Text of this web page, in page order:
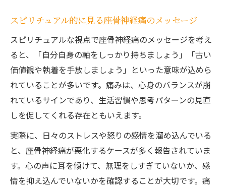
スピリチュアル的に見る座骨神経痛のメッセージ
スピリチュアルな視点で座骨神経痛のメッセージを考え
ると、「自分自身の軸をしっかり持ちましょう」「古い
価値観や執着を手放しましょう」といった意味が込めら
れていることが多いです。痛みは、心身のバランスが崩
れているサインであり、生活習慣や思考パターンの見直
しを促してくれる存在ともいえます。
実際に、日々のストレスや怒りの感情を溜め込んでいる
と、座骨神経痛が悪化するケースが多く報告されていま
す。心の声に耳を傾けて、無理をしすぎていないか、感
情を抑え込んでいないかを確認することが大切です。痛